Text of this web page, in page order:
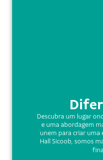
Descubra um lugar
e uma abordagem
unem para criar uma
Hall Sicoob, somos